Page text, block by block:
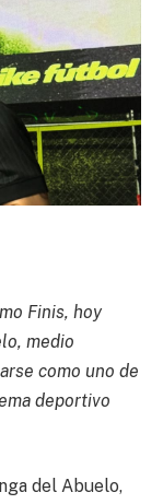
Finis, hoy
medio
como uno de
deportivo
del Abuelo,